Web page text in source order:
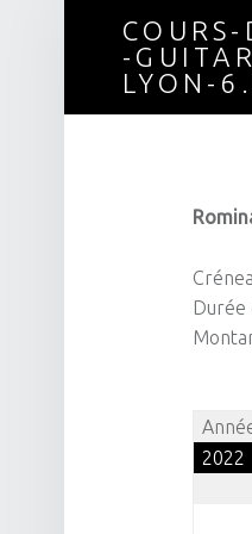
COURS-
-
LYON-
Durée
2022